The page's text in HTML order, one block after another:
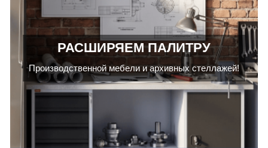
РАСШИРЯЕМ ПАЛИТРУ
Производственной мебели и архивных стеллажей!